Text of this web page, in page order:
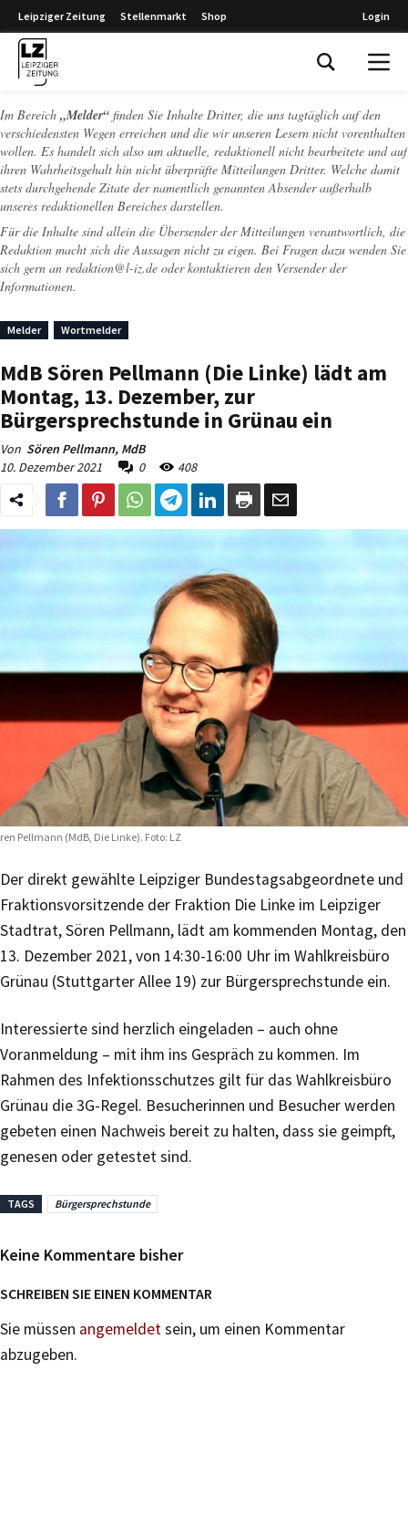
Leipziger Zeitung Stellenmarkt Shop Login
Im Bereich „Melder“ finden Sie Inhalte Dritter, die uns tagtäglich auf den
verschiedensten Wegen erreichen und die wir unseren Lesern nicht vorenthalten
wollen. Es handelt sich also um aktuelle, redaktionell nicht bearbeitete und auf
ihren Wahrheitsgehalt hin nicht überprüfte Mitteilungen Dritter. Welche damit
stets durchgehende Zitate der namentlich genannten Absender außerhalb
unseres redaktionellen Bereiches darstellen.
Für die Inhalte sind allein die Übersender der Mitteilungen verantwortlich, die
Redaktion macht sich die Aussagen nicht zu eigen. Bei Fragen dazu wenden Sie
sich gern an redaktion@l-iz.de oder kontaktieren den Versender der
Informationen.
Melder Wortmelder
MdB Sören Pellmann (Die Linke) lädt am
Montag, 13. Dezember, zur
Bürgersprechstunde in Grünau ein
Von Sören Pellmann, MdB
10. Dezember 2021
0 408
Pellmann (MdB, Die Linke). Foto: LZ
Der direkt gewählte Leipziger Bundestagsabgeordnete und
Fraktionsvorsitzende der Fraktion Die Linke im Leipziger
Stadtrat, Sören Pellmann, lädt am kommenden Montag, den
13. Dezember 2021, von 14:30-16:00 Uhr im Wahlkreisbüro
Grünau (Stuttgarter Allee 19) zur Bürgersprechstunde ein.
Interessierte sind herzlich eingeladen – auch ohne
Voranmeldung – mit ihm ins Gespräch zu kommen. Im
Rahmen des Infektionsschutzes gilt für das Wahlkreisbüro
Grünau die 3G-Regel. Besucherinnen und Besucher werden
gebeten einen Nachweis bereit zu halten, dass sie geimpft,
genesen oder getestet sind.
TAGS Bürgersprechstunde
Keine Kommentare bisher
SCHREIBEN SIE EINEN KOMMENTAR
Sie müssen angemeldetsein, um einen Kommentar
abzugeben.